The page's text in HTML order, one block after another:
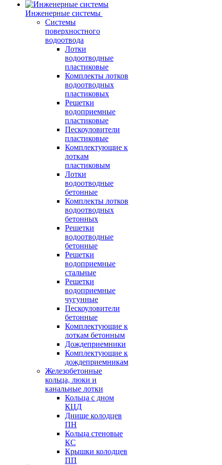
Инженерные системы
Системы
поверхностного
водоотвода
Лотки
водоотводные
пластиковые
Комплекты лотков
водоотводных
пластиковых
Решетки
водоприемные
пластиковые
Пескоуловители
пластиковые
Комплектующие к
лоткам
пластиковым
Лотки
водоотводные
бетонные
Комплекты лотков
водоотводных
бетонных
Решетки
водоотводные
бетонные
Решетки
водоприемные
стальные
Решетки
водоприемные
чугунные
Пескоуловители
бетонные
Комплектующие к
лоткам бетонным
Дождеприемники
Комплектующие к
дождеприемникам
Железобетонные
кольца, люки и
канальные лотки
Кольца с дном
КЦД
Днище колодцев
ПН
Кольца стеновые
КС
Крышки колодцев
ПП